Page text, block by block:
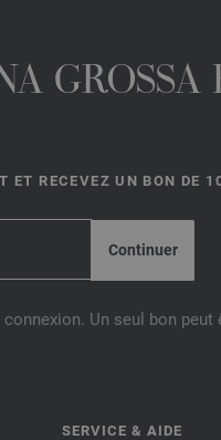
GROSSA
ET RECEVEZ UN BON DE
Un seul bon
SERVICE & AIDE